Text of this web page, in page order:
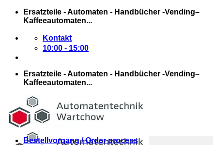
Zum
Ersatzteile - Automaten - Handbücher -Vending–
Kaffeeautomaten...
Kontakt
10:00 - 15:00
Ersatzteile - Automaten - Handbücher -Vending–
Kaffeeautomaten...
Bestellvorgang / Order process